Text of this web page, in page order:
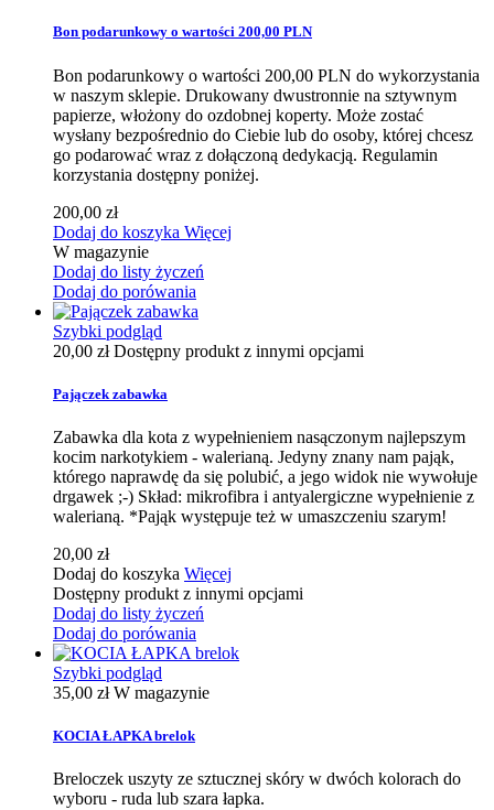
Bon podarunkowy o wartości 200,00 PLN
Bon podarunkowy o wartości 200,00 PLN do wykorzystania
w naszym sklepie. Drukowany dwustronnie na sztywnym
papierze, włożony do ozdobnej koperty. Może zostać
wysłany bezpośrednio do Ciebie lub do osoby, której chcesz
go podarować wraz z dołączoną dedykacją. Regulamin
korzystania dostępny poniżej.
200,00 zł
Dodaj do koszyka Więcej
W magazynie
Dodaj do listy życzeń
Dodaj do porówania
Szybki podgląd
20,00 złDostępny produkt z innymi opcjami
Pajączek zabawka
Zabawka dla kota z wypełnieniem nasączonym najlepszym
kocim narkotykiem - walerianą. Jedyny znany nam pająk,
którego naprawdę da się polubić, a jego widok nie wywołuje
drgawek ;-) Skład: mikrofibra i antyalergiczne wypełnienie z
walerianą. *Pająk występuje też w umaszczeniu szarym!
20,00 zł
Dodaj do koszyka Więcej
Dostępny produkt z innymi opcjami
Dodaj do listy życzeń
Dodaj do porówania
Szybki podgląd
35,00 złW magazynie
KOCIA ŁAPKA brelok
Breloczek uszyty ze sztucznej skóry w dwóch kolorach do
wyboru - ruda lub szara łapka.